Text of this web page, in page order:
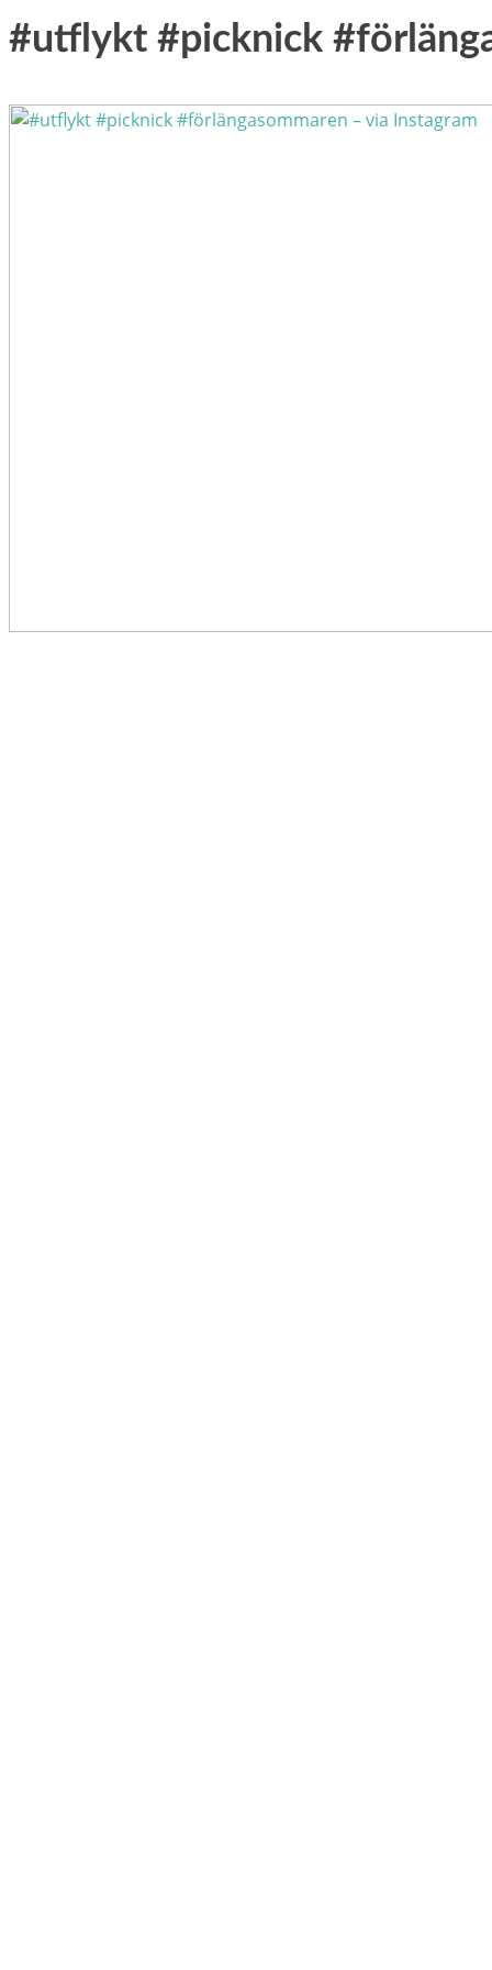
#utflykt #picknick